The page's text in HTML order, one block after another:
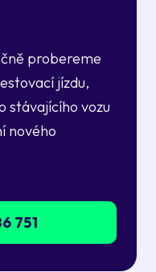
probereme
jízdu,
stávajícího vozu
nového
751